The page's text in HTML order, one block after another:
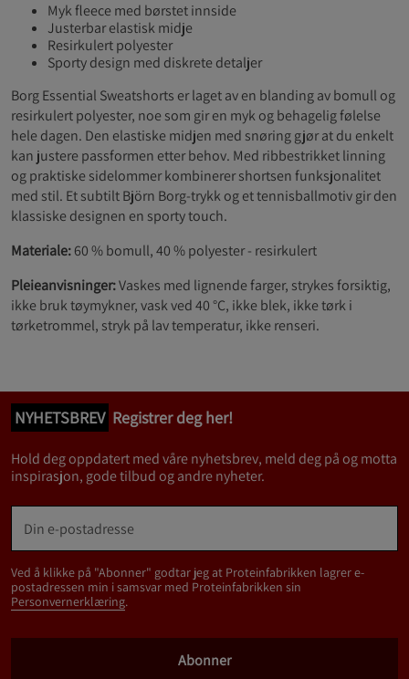
Myk fleece med børstet innside
Justerbar elastisk midje
Resirkulert polyester
Sporty design med diskrete detaljer
Borg Essential Sweatshorts er laget av en blanding av bomull og
resirkulert polyester, noe som gir en myk og behagelig følelse
hele dagen. Den elastiske midjen med snøring gjør at du enkelt
kan justere passformen etter behov. Med ribbestrikket linning
og praktiske sidelommer kombinerer shortsen funksjonalitet
med stil. Et subtilt Björn Borg-trykk og et tennisballmotiv gir den
klassiske designen en sporty touch.
Materiale:60 % bomull, 40 % polyester - resirkulert
Pleieanvisninger:Vaskes med lignende farger, strykes forsiktig,
ikke bruk tøymykner, vask ved 40 °C, ikke blek, ikke tørk i
tørketrommel, stryk på lav temperatur, ikke renseri.
NYHETSBREV Registrer deg her!
Hold deg oppdatert med våre nyhetsbrev, meld deg på og motta
inspirasjon, gode tilbud og andre nyheter.
Ved å klikke på "Abonner" godtar jeg at Proteinfabrikken lagrer e-
postadressen min i samsvar med Proteinfabrikken sin
Personvernerklæring.
Abonner